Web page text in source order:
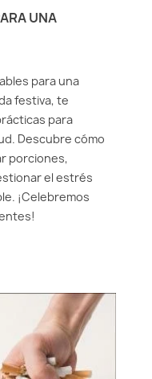
UNA
para una
festiva, te
para
Descubre cómo
porciones,
el estrés
¡Celebremos